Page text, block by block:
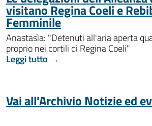
visitano Regina Coeli e
Femminile
Anastasìa: "Detenuti all'aria aperta
proprio nei cortili di Regina Coeli"
Leggi tutto →
Vai all'Archivio Notizie ed